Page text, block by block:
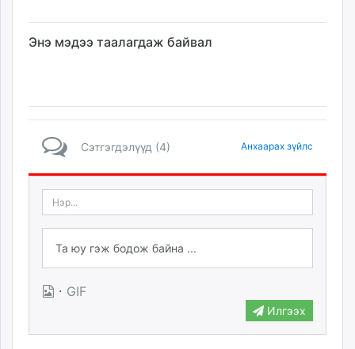
Энэ мэдээ таалагдаж байвал
Сэтгэгдэлүүд (4) Анхаарах зүйлс
· GIF
Илгээх